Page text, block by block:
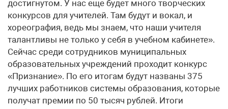
достигнутом. У нас еще будет много творческих
конкурсов для учителей. Там будут и вокал, и
хореография, ведь мы знаем, что наши учителя
талантливы не только у себя в учебном кабинете».
Сейчас среди сотрудников муниципальных
образовательных учреждений проходит конкурс
«Признание». По его итогам будут названы 375
лучших работников системы образования, которые
получат премии по 50 тысяч рублей. Итоги